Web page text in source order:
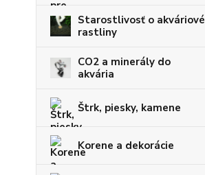
Starostlivosť o akváriové
rastliny
CO2 a minerály do
akvária
Štrk, piesky, kamene
Korene a dekorácie